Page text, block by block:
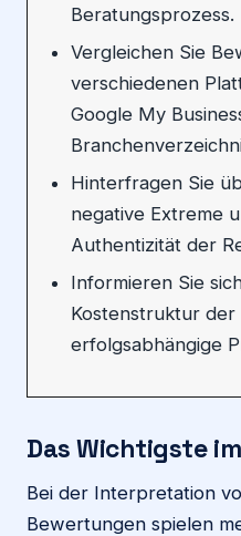
Beratungsprozess.
Vergleichen Sie
verschiedenen
Google My
Hinterfragen Sie
negative Extreme
Authentizität der
Informieren Sie
Kostenstruktur
erfolgsabhängige
Das Wichtigste
Bei der Interpretation
Bewertungen spielen